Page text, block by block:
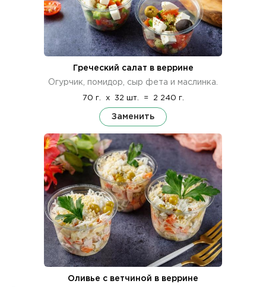
Греческий салат в веррине
Огурчик, помидор, сыр фета и маслинка.
70 г. x 32 шт. = 2 240 г.
Заменить
Оливье с ветчиной в веррине